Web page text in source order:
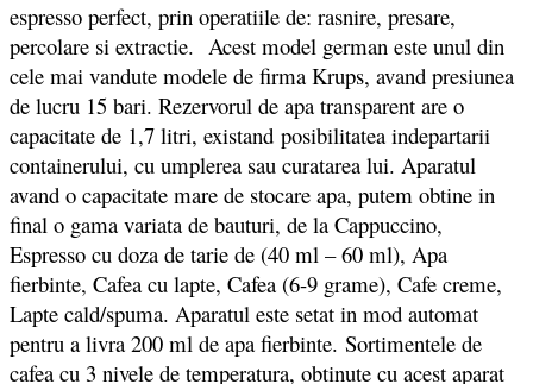
espresso perfect, prin operatiile de: rasnire, presare,
percolare si extractie. Acest model german este unul din
cele mai vandute modele de firma Krups, avand presiunea
de lucru 15 bari. Rezervorul de apa transparent are o
capacitate de 1,7 litri, existand posibilitatea indepartarii
containerului, cu umplerea sau curatarea lui. Aparatul
avand o capacitate mare de stocare apa, putem obtine in
final o gama variata de bauturi, de la Cappuccino,
Espresso cu doza de tarie de (40 ml – 60 ml), Apa
fierbinte, Cafea cu lapte, Cafea (6-9 grame), Cafe creme,
Lapte cald/spuma. Aparatul este setat in mod automat
pentru a livra 200 ml de apa fierbinte. Sortimentele de
cafea cu 3 nivele de temperatura, obtinute cu acest aparat